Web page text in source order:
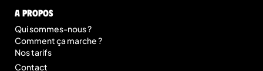
A Propos
Qui sommes-nous ?
Comment ça marche ?
Nos tarifs
Contact